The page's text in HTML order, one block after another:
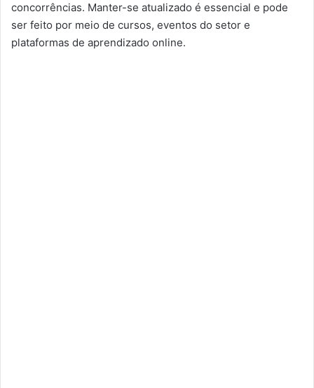
concorrências. Manter-se atualizado é essencial e pode
ser feito por meio de cursos, eventos do setor e
plataformas de aprendizado online.